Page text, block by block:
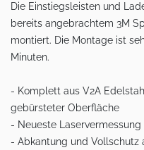
Die Einstiegsleisten und
bereits angebrachtem 3M
montiert. Die Montage ist
Minuten.
- Komplett aus V2A
gebürsteter Oberfläche
- Neueste
- Abkantung und Vollschutz